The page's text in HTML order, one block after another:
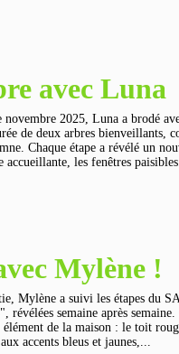
avec Luna
2025, Luna a brodé
de deux arbres bienveillants,
Chaque étape a révélé un
les fenêtres
Mylène !
Mylène a suivi les étapes du
révélées semaine après semaine.
de la maison : le toit
accents bleus et jaunes,...